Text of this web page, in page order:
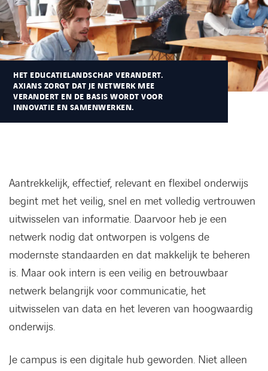
Events
Contact
Werken bij Axians
HET EDUCATIELANDSCHAP VERANDERT.
AXIANS ZORGT DAT JE NETWERK MEE
VERANDERT EN DE BASIS WORDT VOOR
INNOVATIE EN SAMENWERKEN.
Aantrekkelijk, effectief, relevant en flexibel onderwijs
begint met het veilig, snel en met volledig vertrouwen
uitwisselen van informatie. Daarvoor heb je een
netwerk nodig dat ontworpen is volgens de
modernste standaarden en dat makkelijk te beheren
is. Maar ook intern is een veilig en betrouwbaar
netwerk belangrijk voor communicatie, het
uitwisselen van data en het leveren van hoogwaardig
onderwijs.
Je campus is een digitale hub geworden. Niet alleen